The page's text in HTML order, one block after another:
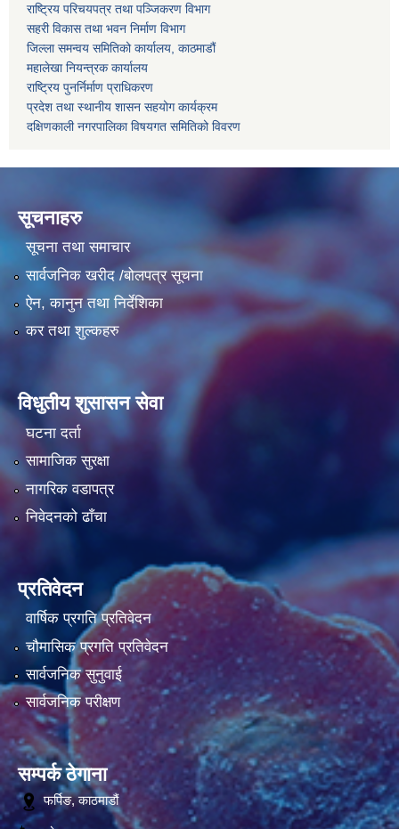
राष्ट्रिय परिचयपत्र तथा पञ्जिकरण विभाग
सहरी विकास तथा भवन निर्माण विभाग
जिल्ला समन्वय समितिको कार्यालय, काठमाडौं
महालेखा नियन्त्रक कार्यालय
राष्ट्रिय पुनर्निर्माण प्राधिकरण
प्रदेश तथा स्थानीय शासन सहयोग कार्यक्रम
दक्षिणकाली नगरपालिका विषयगत समितिको विवरण
सूचनाहरु
सूचना तथा समाचार
सार्वजनिक खरीद /बोलपत्र सूचना
ऐन, कानुन तथा निर्देशिका
कर तथा शुल्कहरु
विधुतीय शुसासन सेवा
घटना दर्ता
सामाजिक सुरक्षा
नागरिक वडापत्र
निवेदनको ढाँचा
प्रतिवेदन
वार्षिक प्रगति प्रतिवेदन
चौमासिक प्रगति प्रतिवेदन
सार्वजनिक सुनुवाई
सार्वजनिक परीक्षण
सम्पर्क ठेगाना
फर्पिङ, काठमाडौं